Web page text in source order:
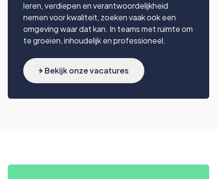
leren, verdiepen en verantwoordelijkheid
nemen voor kwaliteit, zoeken vaak ook een
omgeving waar dat kan. In teams met ruimte om
te groeien, inhoudelijk en professioneel.
Bekijk onze vacatures